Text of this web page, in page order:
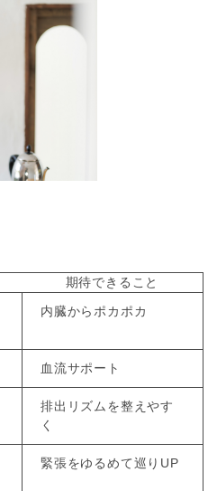
期待できること
内臓からポカポカ
血流サポート
排出リズムを整えやす
く
緊張をゆるめて巡りUP